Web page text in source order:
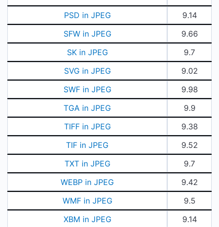
PSD in JPEG
9.14
SFW in JPEG
9.66
SK in JPEG
9.7
SVG in JPEG
9.02
SWF in JPEG
9.98
TGA in JPEG
9.9
TIFF in JPEG
9.38
TIF in JPEG
9.52
TXT in JPEG
9.7
WEBP in JPEG
9.42
WMF in JPEG
9.5
XBM in JPEG
9.14